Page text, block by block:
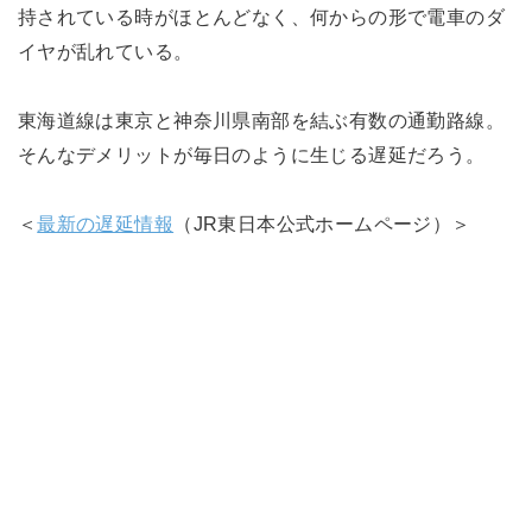
持されている時がほとんどなく、何からの形で電車のダ
イヤが乱れている。
東海道線は東京と神奈川県南部を結ぶ有数の通勤路線。
そんなデメリットが毎日のように生じる遅延だろう。
＜最新の遅延情報 （JR東日本公式ホームページ）＞